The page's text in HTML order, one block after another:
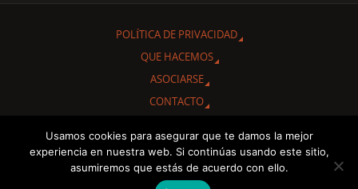
POLÍTICA DE PRIVACIDAD
QUE HACEMOS
ASOCIARSE
CONTACTO
Gracias por interesarte en conocer nuestra Asociación Cultural
"Amigos de Cuba de Albacete.
Usamos cookies para asegurar que te damos la mejor
experiencia en nuestra web. Si continúas usando este sitio,
asumiremos que estás de acuerdo con ello.